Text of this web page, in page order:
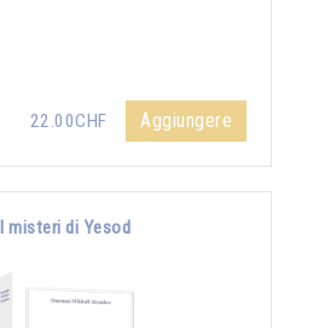
22.00CHF Aggiungere
I misteri di Yesod